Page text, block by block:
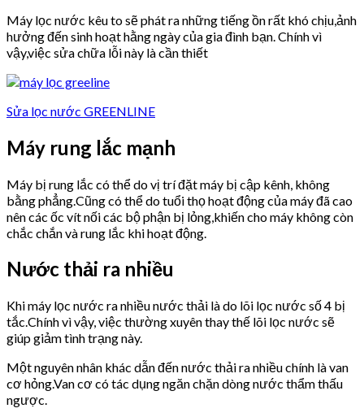
Máy lọc nước kêu to sẽ phát ra những tiếng ồn rất khó chịu,ảnh
hưởng đến sinh hoạt hằng ngày của gia đình bạn. Chính vì
vậy,việc sửa chữa lỗi này là cần thiết
Sửa lọc nước GREENLINE
Máy rung lắc mạnh
Máy bị rung lắc có thể do vị trí đặt máy bị cập kênh, không
bằng phẳng.Cũng có thể do tuổi thọ hoạt động của máy đã cao
nên các ốc vít nối các bộ phận bị lỏng,khiến cho máy không còn
chắc chắn và rung lắc khi hoạt động.
Nước thải ra nhiều
Khi máy lọc nước ra nhiều nước thải là do lõi lọc nước số 4 bị
tắc.Chính vì vậy, việc thường xuyên thay thế lõi lọc nước sẽ
giúp giảm tình trạng này.
Một nguyên nhân khác dẫn đến nước thải ra nhiều chính là van
cơ hỏng.Van cơ có tác dụng ngăn chặn dòng nước thẩm thấu
ngược.